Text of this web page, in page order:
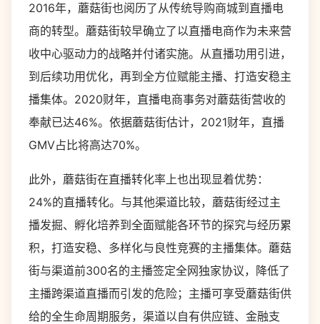
2016年，蘑菇街也阅历了从传统导购商城到直播电
商的转型。蘑菇街较早确立了以直播电商作为未来营
收中心驱动力的战略并付诸实施。从直播功用引进，
到后续功用优化，再到全方位赋能主播、打造安稳主
播集体。2020财年，直播电商事务对蘑菇街营收的
奉献已达46%。依据蘑菇街估计，2021财年，直播
GMV占比将高达70%。
此外，蘑菇街在直播转化率上也出现显着优势：
24%的直播转化。与其他渠道比较，蘑菇街经过主
播发掘、孵化培养到全面赋能各环节的探究与经历累
积，打造安稳、多样化与良性竞赛的主播集体。蘑菇
街与渠道前300名的主播签定全网独家协议，降低了
主播跨渠道直播而引发的危险；主播可享受蘑菇街供
给的全生命周期服务，渠道以自有供应链、金融支